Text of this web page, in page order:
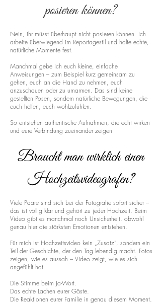
posieren können?
Nein, ihr müsst überhaupt nicht posieren können. Ich
arbeite überwiegend im Reportagestil und halte echte,
natürliche Momente fest.
Manchmal gebe ich euch kleine, einfache
Anweisungen – zum Beispiel kurz gemeinsam zu
gehen, euch an die Hand zu nehmen, euch
anzuschauen oder zu umarmen. Das sind keine
gestellten Posen, sondern natürliche Bewegungen, die
euch helfen, euch wohlzufühlen.
So entstehen authentische Aufnahmen, die echt wirken
und eure Verbindung zueinander zeigen
Braucht man wirklich einen
Hochzeitsvideografen?
Viele Paare sind sich bei der Fotografie sofort sicher –
das ist völlig klar und gehört zu jeder Hochzeit. Beim
Video gibt es manchmal noch Unsicherheit, obwohl
genau hier die stärksten Emotionen entstehen.
Für mich ist Hochzeitsvideo kein „Zusatz“, sondern ein
Teil der Geschichte, der den Tag lebendig macht. Fotos
zeigen, wie es aussah – Video zeigt, wie es sich
angefühlt hat.
Die Stimme beim Ja-Wort.
Das echte Lachen eurer Gäste.
Die Reaktionen eurer Familie in genau diesem Moment.